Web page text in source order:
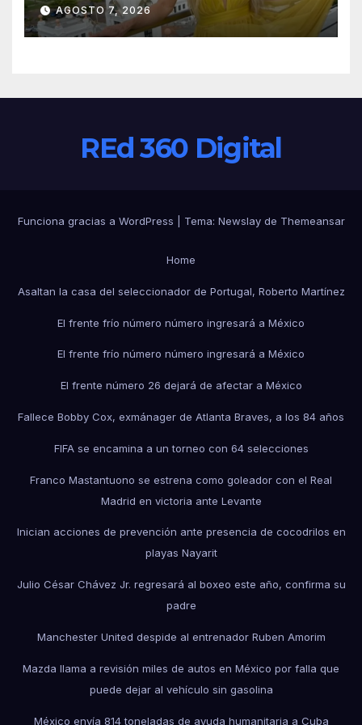
que le harán en Veracruz
AGOSTO 7, 2026
REd 360 Digital
Funciona gracias a WordPress Tema: Newslayde Themeansar
Home
Asaltan la casa del seleccionador de Portugal, Roberto Martínez
El frente frío número número ingresará a México
El frente frío número número ingresará a México
El frente número 26 dejará de afectar a México
Fallece Bobby Cox, exmánager de Atlanta Braves, a los 84 años
FIFA se encamina a un torneo con 64 selecciones
Franco Mastantuono se estrena como goleador con el Real
Madrid en victoria ante Levante
Inician acciones de prevención ante presencia de cocodrilos en
playas Nayarit
Julio César Chávez Jr. regresará al boxeo este año, confirma su
padre
Manchester United despide al entrenador Ruben Amorim
Mazda llama a revisión miles de autos en México por falla que
puede dejar al vehículo sin gasolina
México envía 814 toneladas de ayuda humanitaria a Cuba